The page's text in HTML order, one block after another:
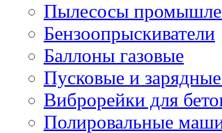
Пылесосы
Бензоопрыскиватели
Баллоны газовые
Пусковые и
Виброрейки для
Полировальные